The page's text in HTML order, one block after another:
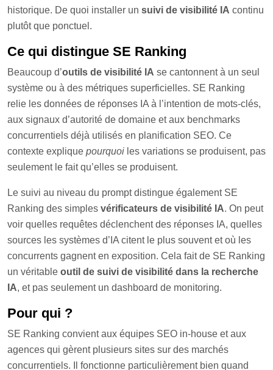
historique. De quoi installer un suivi de visibilité IA continu
plutôt que ponctuel.
Ce qui distingue SE Ranking
Beaucoup d’outils de visibilité IA se cantonnent à un seul
système ou à des métriques superficielles. SE Ranking
relie les données de réponses IA à l’intention de mots-clés,
aux signaux d’autorité de domaine et aux benchmarks
concurrentiels déjà utilisés en planification SEO. Ce
contexte explique pourquoi les variations se produisent, pas
seulement le fait qu’elles se produisent.
Le suivi au niveau du prompt distingue également SE
Ranking des simples vérificateurs de visibilité IA. On peut
voir quelles requêtes déclenchent des réponses IA, quelles
sources les systèmes d’IA citent le plus souvent et où les
concurrents gagnent en exposition. Cela fait de SE Ranking
un véritable outil de suivi de visibilité dans la recherche
IA, et pas seulement un dashboard de monitoring.
Pour qui ?
SE Ranking convient aux équipes SEO in-house et aux
agences qui gèrent plusieurs sites sur des marchés
concurrentiels. Il fonctionne particulièrement bien quand